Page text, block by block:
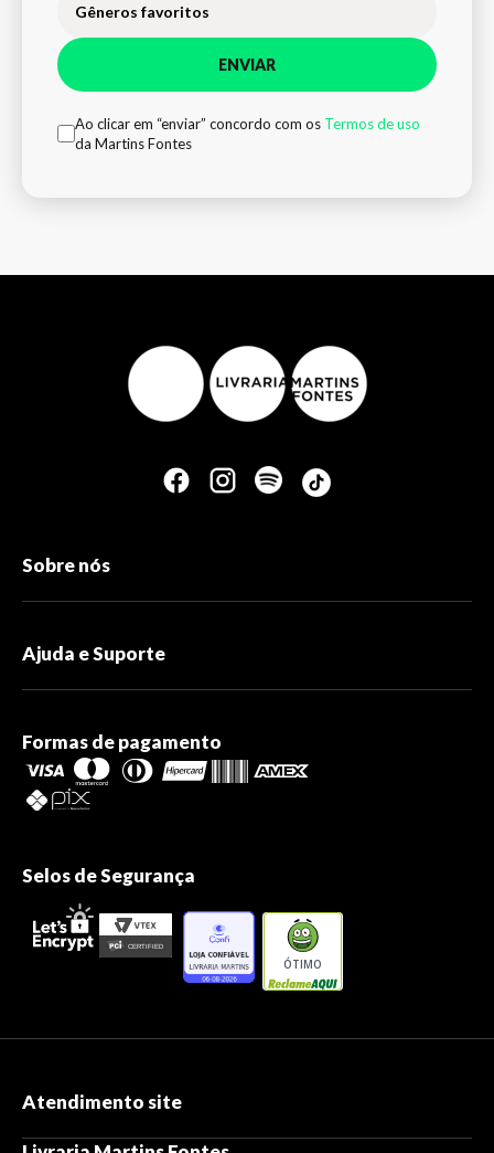
Gêneros favoritos
ENVIAR
Ao clicar em “enviar” concordo com os Termos de uso
da Martins Fontes
Sobre nós
Ajuda e Suporte
Formas de pagamento
Selos de Segurança
ÓTIMO
Atendimento site